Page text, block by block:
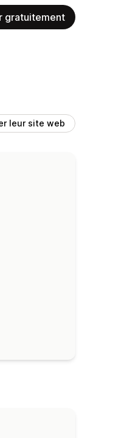
gratuitement
leur site web